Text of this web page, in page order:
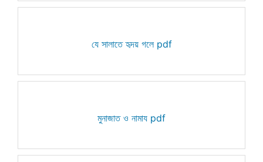
যে সালাতে হৃদয় গলে pdf
মুনাজাত ও নামায pdf